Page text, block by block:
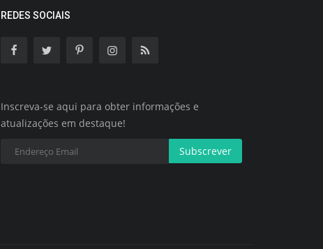
REDES SOCIAIS
Inscreva-se aqui para obter informações e
atualizações em destaque!
Subscrever